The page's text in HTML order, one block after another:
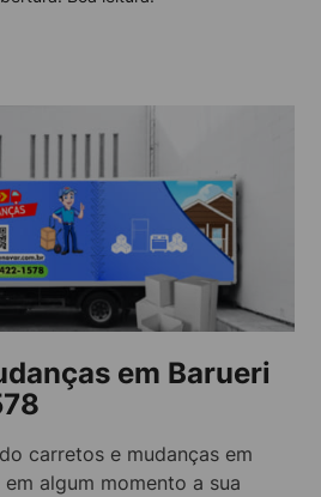
em Barueri
carretos e mudanças em
algum momento a sua